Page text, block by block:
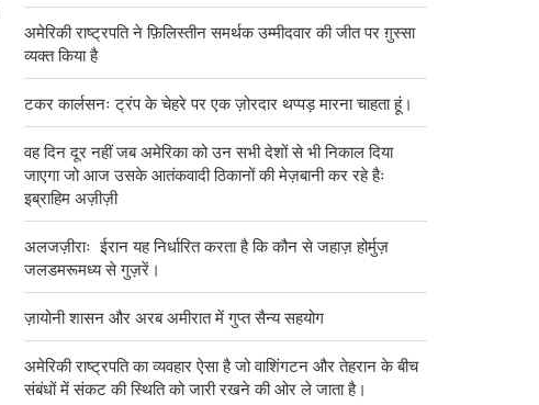
अमेरिकी राष्ट्रपति ने फ़िलिस्तीन समर्थक उम्मीदवार की जीत पर ग़ुस्सा
व्यक्त किया है
टकर कार्लसनः ट्रंप के चेहरे पर एक ज़ोरदार थप्पड़ मारना चाहता हूं।
वह दिन दूर नहीं जब अमेरिका को उन सभी देशों से भी निकाल दिया
जाएगा जो आज उसके आतंकवादी ठिकानों की मेज़बानी कर रहे हैः
इब्राहिम अज़ीज़ी
अलजज़ीराः ईरान यह निर्धारित करता है कि कौन से जहाज़ होर्मुज़
जलडमरूमध्य से गुज़रें।
ज़ायोनी शासन और अरब अमीरात में गुप्त सैन्य सहयोग
अमेरिकी राष्ट्रपति का व्यवहार ऐसा है जो वाशिंगटन और तेहरान के बीच
संबंधों में संकट की स्थिति को जारी रखने की ओर ले जाता है।